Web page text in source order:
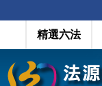
精選六法